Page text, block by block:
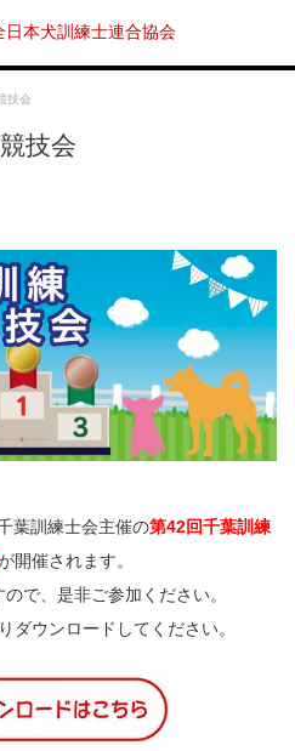
本犬訓練士連合協会
技会
技会
葉訓練士会主催の第42回千葉訓練
開催されます。
で、是非ご参加ください。
ダウンロードしてください。